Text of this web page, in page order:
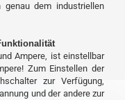
dem industriellen
Ampere, ist einstellbar
Zum Einstellen der
zur Verfügung,
und der andere zur